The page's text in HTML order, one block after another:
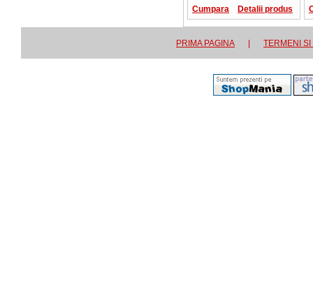
Cumpara Detalii produs
PRIMA PAGINA TERMENI SI